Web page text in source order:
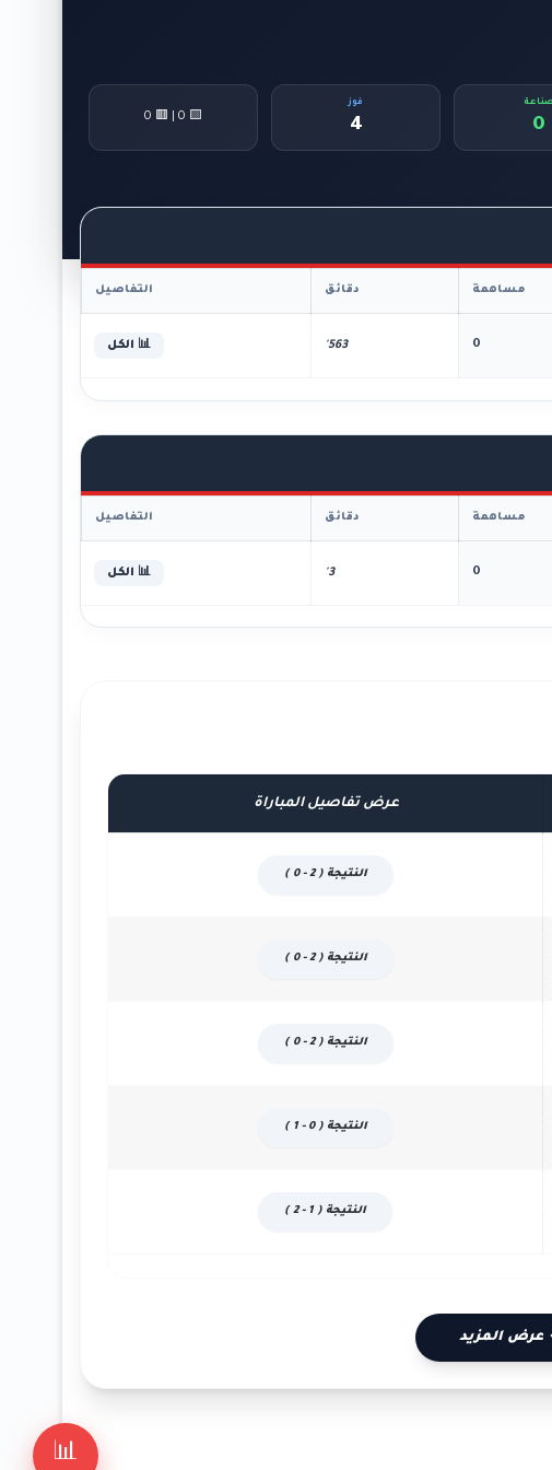
📊
صناعة
0
فوز
4
🟨 0 | 🟥 0
مساهمة دقائق التفاصيل
0
563' 📊 الكل
مساهمة دقائق التفاصيل
0
3' 📊 الكل
عرض تفاصيل المباراة
النتيجة ( 2 - 0 )
النتيجة ( 2 - 0 )
النتيجة ( 2 - 0 )
النتيجة ( 0 - 1 )
النتيجة ( 1 - 2 )
عرض المزيد